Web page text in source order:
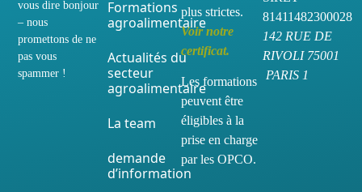
vous dire bonjour
– nous
promettons de ne
pas vous
spammer !
Formations
agroalimentaire
Actualités du
secteur
agroalimentaire
La team
demande
d’information
81411482300028
142 RUE DE
RIVOLI 75001
PARIS 1
plus strictes.
Voir notre
certificat.
Les formations
peuvent être
éligibles à la
prise en charge
par les OPCO.